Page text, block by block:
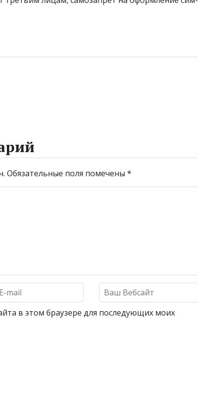
Обязательные поля помечены *
в этом браузере для последующих моих